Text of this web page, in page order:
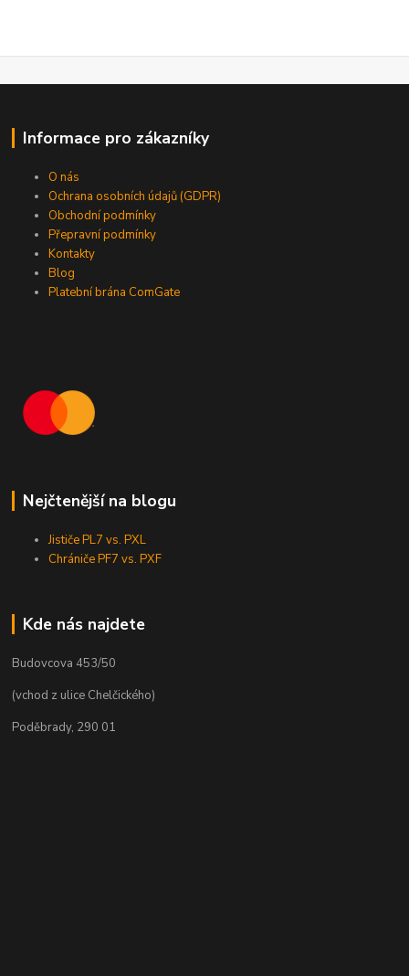
Informace pro zákazníky
O nás
Ochrana osobních údajů (GDPR)
Obchodní podmínky
Přepravní podmínky
Kontakty
Blog
Platební brána ComGate
Nejčtenější na blogu
Jističe PL7 vs. PXL
Chrániče PF7 vs. PXF
Kde nás najdete
Budovcova 453/50
(vchod z ulice Chelčického)
Poděbrady, 290 01